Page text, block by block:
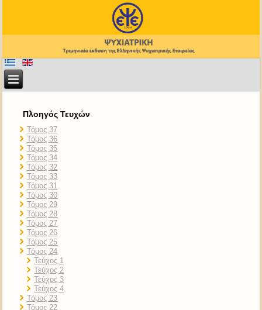
Πλοηγός Τευχών
Τόμος 37
Τόμος 36
Τόμος 35
Τόμος 34
Τόμος 32
Τόμος 33
Τόμος 31
Τόμος 30
Τόμος 29
Τόμος 28
Τόμος 27
Τόμος 26
Τόμος 25
Τόμος 24
Τεύχος 1
Τεύχος 2
Τεύχος 3
Τεύχος 4
Τόμος 23
Τόμος 22